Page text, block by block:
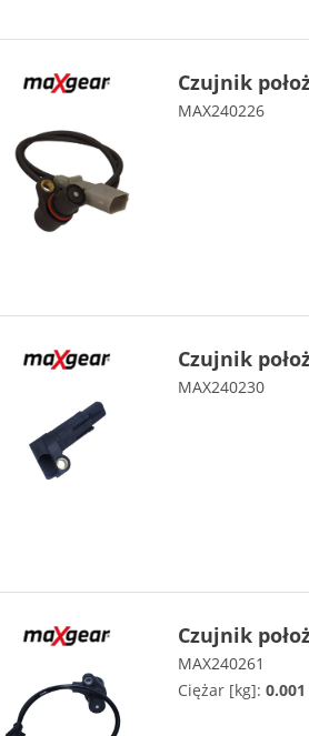
Czujnik
MAX240226
Czujnik
MAX240230
Czujnik
MAX240261
Ciężar [kg]: 0.001